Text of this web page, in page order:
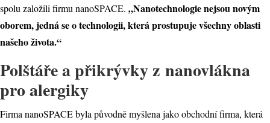
spolu založili firmu nanoSPACE. „Nanotechnologie nejsou novým
oborem, jedná se o technologii, která prostupuje všechny oblasti
našeho života.“
Polštáře a přikrývky z nanovlákna
pro alergiky
Firma nanoSPACE byla původně myšlena jako obchodní firma, která